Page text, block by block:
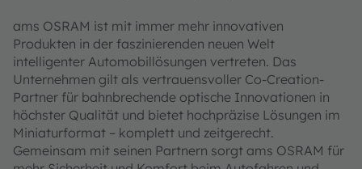
ams OSRAM ist mit immer mehr innovativen
Produkten in der faszinierenden neuen Welt
intelligenter Automobillösungen vertreten. Das
Unternehmen gilt als vertrauensvoller Co-Creation-
Partner für bahnbrechende optische Innovationen in
höchster Qualität und bietet hochpräzise Lösungen im
Miniaturformat – komplett und zeitgerecht.
Gemeinsam mit seinen Partnern sorgt ams OSRAM für